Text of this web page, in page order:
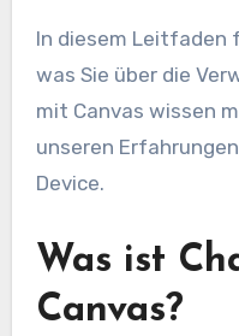
In diesem Leitfaden
was Sie über die
mit Canvas wissen
unseren
Device.
Was ist
Canvas?